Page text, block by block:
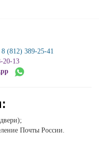
8 (812) 389-25-41
20-13
Почты России.